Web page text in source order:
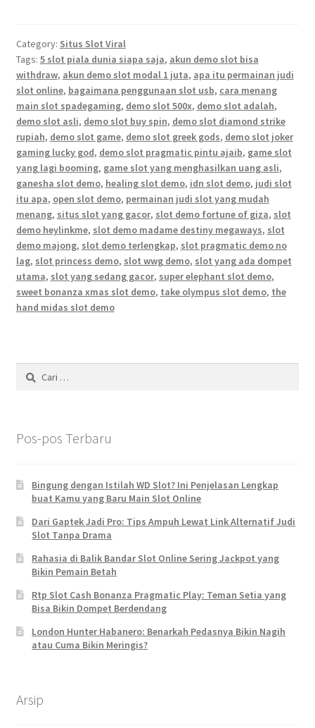
Category: Situs Slot Viral
Tags: 5 slot piala dunia siapa saja, akun demo slot bisa
withdraw, akun demo slot modal 1 juta, apa itu permainan judi
slot online, bagaimana penggunaan slot usb, cara menang
main slot spadegaming, demo slot 500x, demo slot adalah,
demo slot asli, demo slot buy spin, demo slot diamond strike
rupiah, demo slot game, demo slot greek gods, demo slot joker
gaming lucky god, demo slot pragmatic pintu ajaib, game slot
yang lagi booming, game slot yang menghasilkan uang asli,
ganesha slot demo, healing slot demo, idn slot demo, judi slot
itu apa, open slot demo, permainan judi slot yang mudah
menang, situs slot yang gacor, slot demo fortune of giza, slot
demo heylinkme, slot demo madame destiny megaways, slot
demo majong, slot demo terlengkap, slot pragmatic demo no
lag, slot princess demo, slot wwg demo, slot yang ada dompet
utama, slot yang sedang gacor, super elephant slot demo,
sweet bonanza xmas slot demo, take olympus slot demo, the
hand midas slot demo
Cari
untuk:
Pos-pos Terbaru
Bingung dengan Istilah WD Slot? Ini Penjelasan Lengkap
buat Kamu yang Baru Main Slot Online
Dari Gaptek Jadi Pro: Tips Ampuh Lewat Link Alternatif Judi
Slot Tanpa Drama
Rahasia di Balik Bandar Slot Online Sering Jackpot yang
Bikin Pemain Betah
Rtp Slot Cash Bonanza Pragmatic Play: Teman Setia yang
Bisa Bikin Dompet Berdendang
London Hunter Habanero: Benarkah Pedasnya Bikin Nagih
atau Cuma Bikin Meringis?
Arsip